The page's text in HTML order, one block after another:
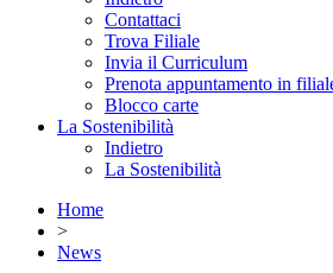
Contattaci
Trova Filiale
Invia il Curriculum
Prenota appuntamento in
Blocco carte
La Sostenibilità
Indietro
La Sostenibilità
Home
>
News